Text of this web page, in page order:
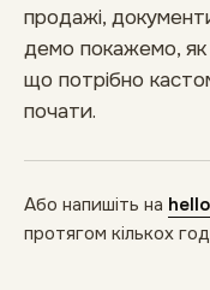
продажі,
демо покажемо, як
що потрібно
почати.
Або напишіть на
протягом кількох